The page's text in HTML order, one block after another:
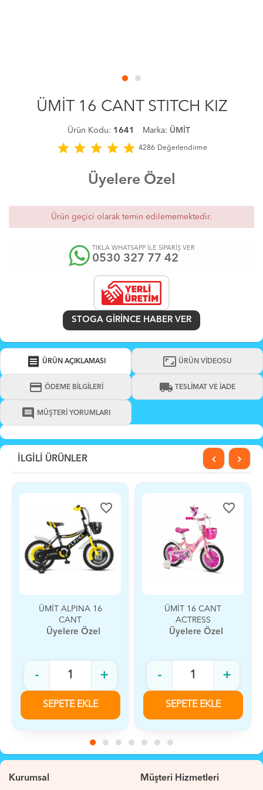
ÜMİT 16 CANT STITCH KIZ
Ürün Kodu: 1641 Marka: ÜMİT
star star star star star 4286 Değerlendirme
Üyelere Özel
Ürün geçici olarak temin edilememektedir.
TIKLA WHATSAPP İLE SİPARİŞ VER
0530 327 77 42
STOGA GIRINCE HABER VER
receipt ÜRÜN AÇIKLAMASI aspect_ratio ÜRÜN VİDEOSU
credit_card ÖDEME BİLGİLERİ local_shipping TESLİMAT VE İADE
comment MÜŞTERİ YORUMLARI
İLGİLİ ÜRÜNLER
favorite_border
ÜMİT ALPINA 16
CANT
Üyelere Özel
- +
SEPETE EKLE
favorite_border
ÜMİT 16 CANT
ACTRESS
Üyelere Özel
- +
SEPETE EKLE
Kurumsal Müşteri Hizmetleri